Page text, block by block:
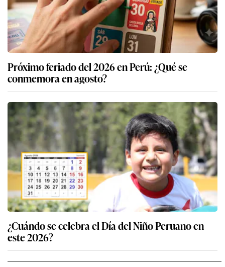
Próximo feriado del 2026 en Perú: ¿Qué se
conmemora en agosto?
¿Cuándo se celebra el Día del Niño Peruano en
este 2026?